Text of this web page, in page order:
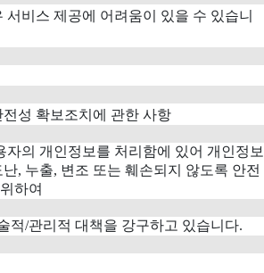
서비스 제공에 어려움이 있을 수 있습니
성 확보조치에 관한 사항
자의 개인정보를 처리함에 있어 개인정보
난, 누출, 변조 또는 훼손되지 않도록 안전
하여
적/관리적 대책을 강구하고 있습니다.